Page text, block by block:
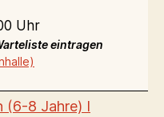
Uhr
eintragen
(6-8 Jahre) I